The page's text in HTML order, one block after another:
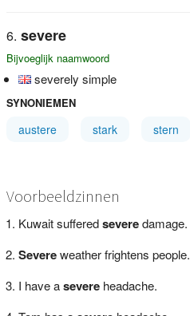
severe
Bijvoeglijk naamwoord
severely simple
SYNONIEMEN
austere stark stern
Voorbeeldzinnen
Kuwait sufferedseveredamage.
Severeweather frightens people.
I have asevereheadache.